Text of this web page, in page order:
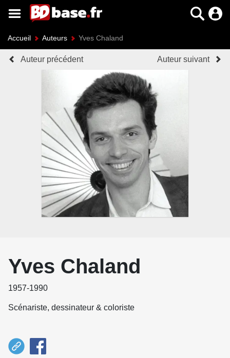
Accueil Auteurs Yves Chaland
Auteur précédent Auteur suivant
Yves Chaland
1957-1990
Scénariste, dessinateur & coloriste